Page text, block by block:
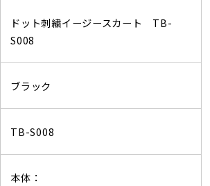
ドット刺繍イージースカート TB-
S008
ブラック
TB-S008
本体：